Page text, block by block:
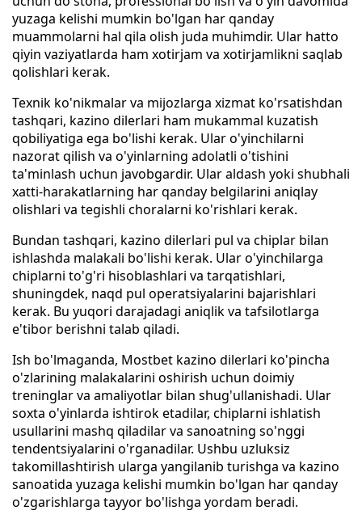
yuzaga kelishi mumkin bo'lgan har qanday
muammolarni hal qila olish juda muhimdir. Ular hatto
qiyin vaziyatlarda ham xotirjam va xotirjamlikni saqlab
qolishlari kerak.
Texnik ko'nikmalar va mijozlarga xizmat ko'rsatishdan
tashqari, kazino dilerlari ham mukammal kuzatish
qobiliyatiga ega bo'lishi kerak. Ular o'yinchilarni
nazorat qilish va o'yinlarning adolatli o'tishini
ta'minlash uchun javobgardir. Ular aldash yoki shubhali
xatti-harakatlarning har qanday belgilarini aniqlay
olishlari va tegishli choralarni ko'rishlari kerak.
Bundan tashqari, kazino dilerlari pul va chiplar bilan
ishlashda malakali bo'lishi kerak. Ular o'yinchilarga
chiplarni to'g'ri hisoblashlari va tarqatishlari,
shuningdek, naqd pul operatsiyalarini bajarishlari
kerak. Bu yuqori darajadagi aniqlik va tafsilotlarga
e'tibor berishni talab qiladi.
Ish bo'lmaganda, Mostbet kazino dilerlari ko'pincha
o'zlarining malakalarini oshirish uchun doimiy
treninglar va amaliyotlar bilan shug'ullanishadi. Ular
soxta o'yinlarda ishtirok etadilar, chiplarni ishlatish
usullarini mashq qiladilar va sanoatning so'nggi
tendentsiyalarini o'rganadilar. Ushbu uzluksiz
takomillashtirish ularga yangilanib turishga va kazino
sanoatida yuzaga kelishi mumkin bo'lgan har qanday
o'zgarishlarga tayyor bo'lishga yordam beradi.